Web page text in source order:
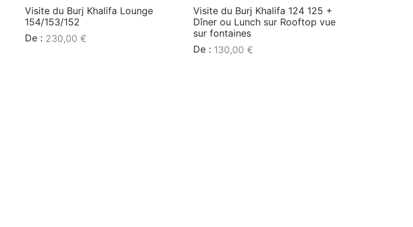
Visite du Burj Khalifa Lounge
154/153/152
De : 230,00 €
Visite du Burj Khalifa 124 125 +
Dîner ou Lunch sur Rooftop vue
sur fontaines
De : 130,00 €